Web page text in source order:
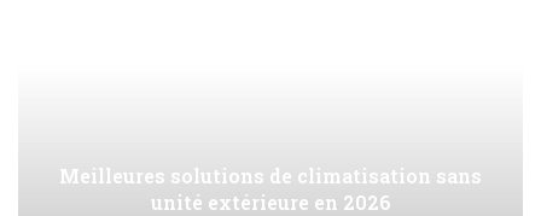
Meilleures solutions de climatisation sans
unité extérieure en 2026